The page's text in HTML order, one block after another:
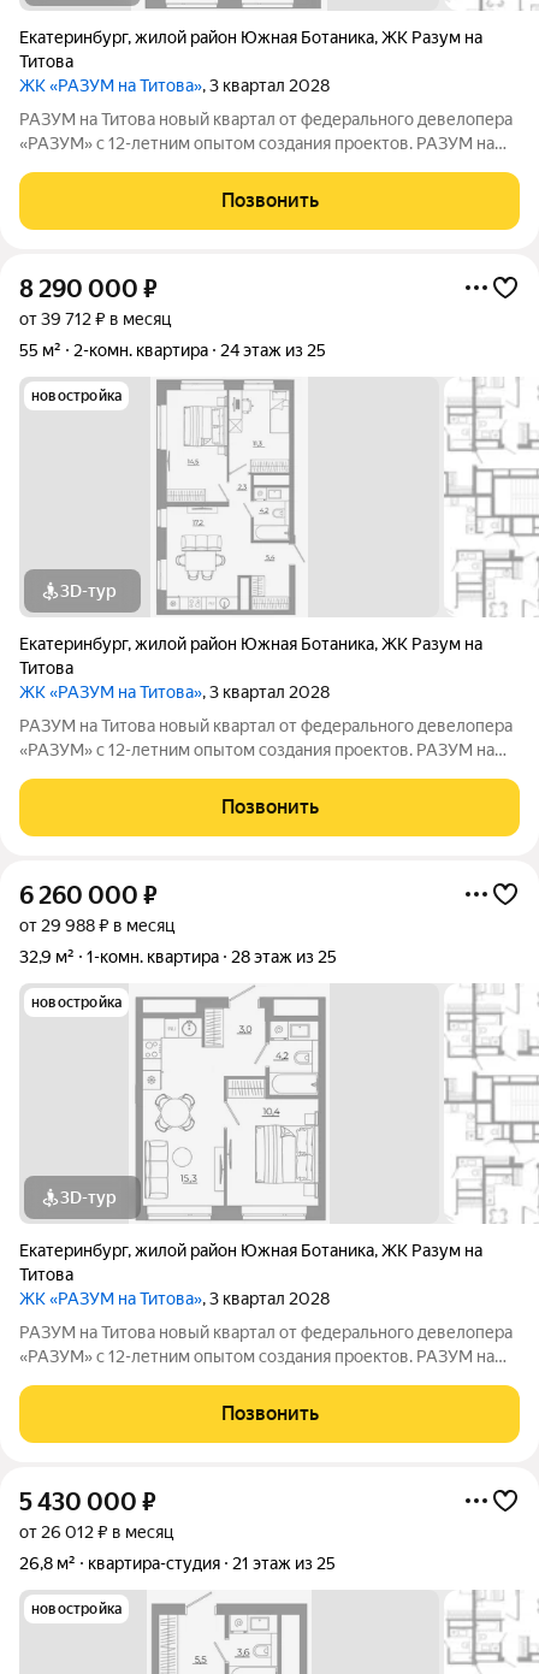
Екатеринбург,жилой район Южная Ботаника,ЖК Разум на
Титова
ЖК «РАЗУМ на Титова», 3 квартал 2028
РАЗУМ на Титова новый квартал от федерального девелопера
«РАЗУМ» с 12-летним опытом создания проектов. РАЗУМ на
Монтёрская, Титова и Смоленская. Квартал в Чкаловском
районе создан по концепции
Позвонить
8 290 000 ₽
от 39 712 ₽ в месяц
55 м²
2-комн. квартира 24 этаж из 25
новостройка
3D-тур
Екатеринбург,жилой район Южная Ботаника,ЖК Разум на
Титова
ЖК «РАЗУМ на Титова», 3 квартал 2028
РАЗУМ на Титова новый квартал от федерального девелопера
«РАЗУМ» с 12-летним опытом создания проектов. РАЗУМ на
Монтёрская, Титова и Смоленская. Квартал в Чкаловском
районе создан по концепции
Позвонить
6 260 000 ₽
от 29 988 ₽ в месяц
32,9 м²
1-комн. квартира 28 этаж из 25
новостройка
3D-тур
Екатеринбург,жилой район Южная Ботаника,ЖК Разум на
Титова
ЖК «РАЗУМ на Титова», 3 квартал 2028
РАЗУМ на Титова новый квартал от федерального девелопера
«РАЗУМ» с 12-летним опытом создания проектов. РАЗУМ на
Монтёрская, Титова и Смоленская. Квартал в Чкаловском
районе создан по концепции
Позвонить
5 430 000 ₽
от 26 012 ₽ в месяц
26,8 м²
квартира-студия 21 этаж из 25
новостройка